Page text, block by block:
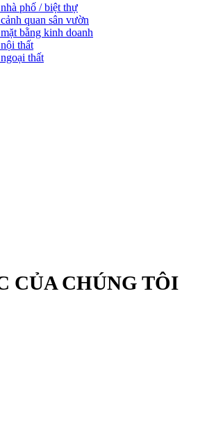
phố / biệt thự
quan sân vườn
bằng kinh doanh
thất
thất
CỦA CHÚNG TÔI